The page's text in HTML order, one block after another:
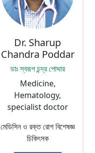
Dr. Sharup
Chandra Poddar
ডাঃ স্বরূপ চন্দ্র পোদ্দার
Medicine,
Hematology,
specialist doctor
মেডিসিন ও রক্ত রোগ বিশেষজ্ঞ
চিকিৎসক